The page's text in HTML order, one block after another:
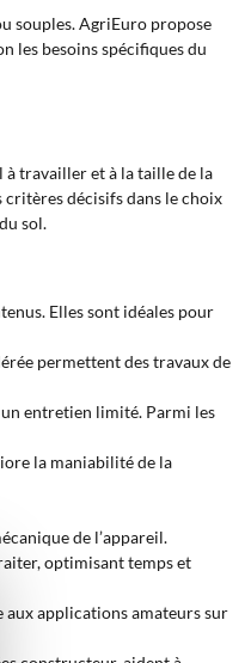
souples. AgriEuro propose
les besoins spécifiques du
à travailler et à la taille de la
critères décisifs dans le choix
sol.
Elles sont idéales pour
permettent des travaux de
un entretien limité. Parmi les
la maniabilité de la
de l’appareil.
optimisant temps et
aux applications amateurs sur